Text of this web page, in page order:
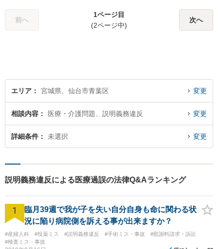
前へ
1ページ目
(2ページ中)
次へ
エリア 宮城県、仙台市青葉区 変更
相談内容 医療・介護問題、説明義務違反 変更
詳細条件 未選択 変更
説明義務違反による医療過誤の法律Q&Aランキング
1
臨月39週で我が子を失い自分自身も命に関わる状
況に陥り病院側を訴える事が出来ますか？
#産婦人科 #投薬ミス #説明義務違反 #手術ミス・事故
#慰謝料請求・訴訟
#検査ミス・事故